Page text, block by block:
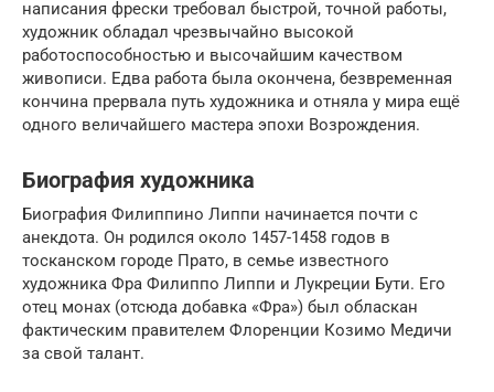
написания фрески требовал быстрой, точной работы,
художник обладал чрезвычайно высокой
работоспособностью и высочайшим качеством
живописи. Едва работа была окончена, безвременная
кончина прервала путь художника и отняла у мира ещё
одного величайшего мастера эпохи Возрождения.
Биография художника
Биография Филиппино Липпи начинается почти с
анекдота. Он родился около 1457-1458 годов в
тосканском городе Прато, в семье известного
художника Фра Филиппо Липпи и Лукреции Бути. Его
отец монах (отсюда добавка «Фра») был обласкан
фактическим правителем Флоренции Козимо Медичи
за свой талант.